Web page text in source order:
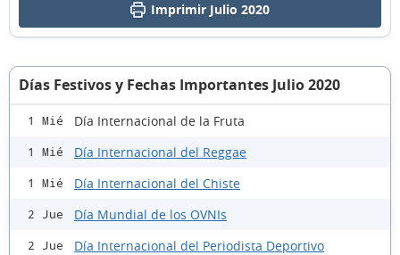
Imprimir Julio 2020
Días Festivos y Fechas Importantes Julio 2020
1 Mié Día Internacional de la Fruta
1 Mié Día Internacional del Reggae
1 Mié Día Internacional del Chiste
2 Jue Día Mundial de los OVNIs
2 Jue Día Internacional del Periodista Deportivo